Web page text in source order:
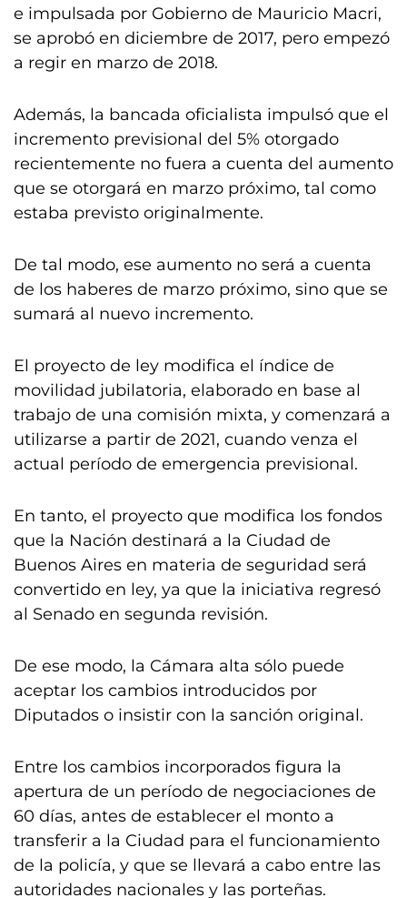
e impulsada por Gobierno de Mauricio Macri,
se aprobó en diciembre de 2017, pero empezó
a regir en marzo de 2018.
Además, la bancada oficialista impulsó que el
incremento previsional del 5% otorgado
recientemente no fuera a cuenta del aumento
que se otorgará en marzo próximo, tal como
estaba previsto originalmente.
De tal modo, ese aumento no será a cuenta
de los haberes de marzo próximo, sino que se
sumará al nuevo incremento.
El proyecto de ley modifica el índice de
movilidad jubilatoria, elaborado en base al
trabajo de una comisión mixta, y comenzará a
utilizarse a partir de 2021, cuando venza el
actual período de emergencia previsional.
En tanto, el proyecto que modifica los fondos
que la Nación destinará a la Ciudad de
Buenos Aires en materia de seguridad será
convertido en ley, ya que la iniciativa regresó
al Senado en segunda revisión.
De ese modo, la Cámara alta sólo puede
aceptar los cambios introducidos por
Diputados o insistir con la sanción original.
Entre los cambios incorporados figura la
apertura de un período de negociaciones de
60 días, antes de establecer el monto a
transferir a la Ciudad para el funcionamiento
de la policía, y que se llevará a cabo entre las
autoridades nacionales y las porteñas.